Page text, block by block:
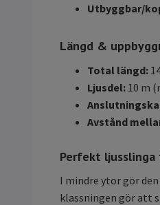
Utbyggbar/
Längd &
Total längd:
Ljusdel: 10 m
Avstånd
Perfekt
I mindre ytor gör
klassningen gör att